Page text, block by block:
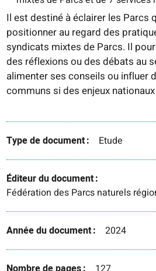
Il est destiné à éclairer les Parcs
positionner au regard des
syndicats mixtes de Parcs. Il
des réflexions ou des débats au
alimenter ses conseils ou influer
communs si des enjeux
Type de document Etude
Éditeur du document
Fédération des Parcs naturels
Année du document 2024